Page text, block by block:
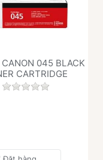
sản phẩm này.
045 BLACK
CARTRIDGE
Chưa có đánh giá